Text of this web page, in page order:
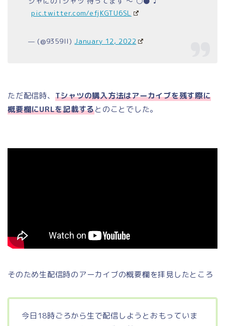
pic.twitter.com/efjKGTU6SL
— (@9359ll)January 12, 2022
ただ配信時、 Tシャツの購入方法はアーカイブを残す際に
概要欄にURLを記載するとのことでした。
そのため生配信時のアーカイブの概要欄を拝見したところ
今日18時ごろから生で配信しようとおもっていま